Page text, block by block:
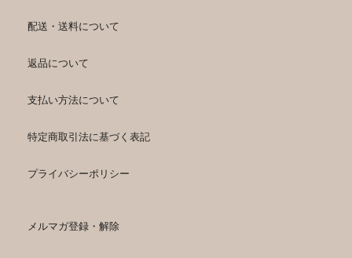
配送・送料について
返品について
支払い方法について
特定商取引法に基づく表記
プライバシーポリシー
メルマガ登録・解除